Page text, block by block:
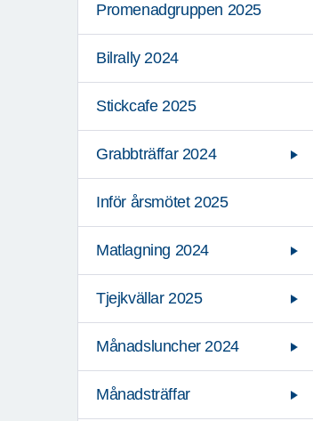
Promenadgruppen 2025
Bilrally 2024
Stickcafe 2025
Grabbträffar 2024
Inför årsmötet 2025
Matlagning 2024
Tjejkvällar 2025
Månadsluncher 2024
Månadsträffar